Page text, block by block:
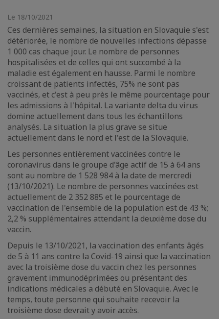
Le 18/10/2021
Ces dernières semaines, la situation en Slovaquie s'est
détériorée, le nombre de nouvelles infections dépasse
1 000 cas chaque jour. Le nombre de personnes
hospitalisées et de celles qui ont succombé à la
maladie est également en hausse. Parmi le nombre
croissant de patients infectés, 75% ne sont pas
vaccinés, et c'est à peu près le même pourcentage pour
les admissions à l'hôpital. La variante delta du virus
domine actuellement dans tous les échantillons
analysés. La situation la plus grave se situe
actuellement dans le nord et l'est de la Slovaquie.
Les personnes entièrement vaccinées contre le
coronavirus dans le groupe d'âge actif de 15 à 64 ans
sont au nombre de 1 528 984 à la date de mercredi
(13/10/2021). Le nombre de personnes vaccinées est
actuellement de 2 352 885 et le pourcentage de
vaccination de l'ensemble de la population est de 43 %;
2,2 % supplémentaires attendant la deuxième dose du
vaccin.
Depuis le 13/10/2021, la vaccination des enfants âgés
de 5 à 11 ans contre la Covid-19 ainsi que la vaccination
avec la troisième dose du vaccin chez les personnes
gravement immunodéprimées ou présentant des
indications médicales a débuté en Slovaquie. Avec le
temps, toute personne qui souhaite recevoir la
troisième dose devrait y avoir accès.